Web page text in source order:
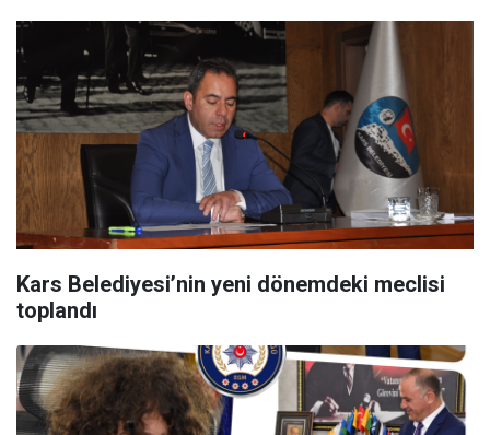
Kars Belediyesi’nin yeni dönemdeki meclisi
toplandı